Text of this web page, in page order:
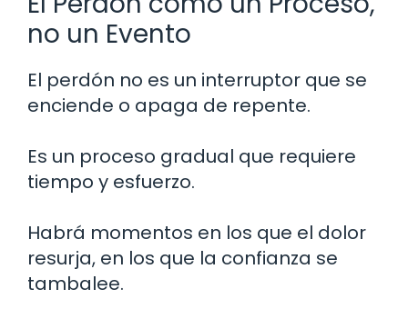
no un Evento
El perdón no es un interruptor que se
enciende o apaga de repente.
Es un proceso gradual que requiere
tiempo y esfuerzo.
Habrá momentos en los que el dolor
resurja, en los que la confianza se
tambalee.